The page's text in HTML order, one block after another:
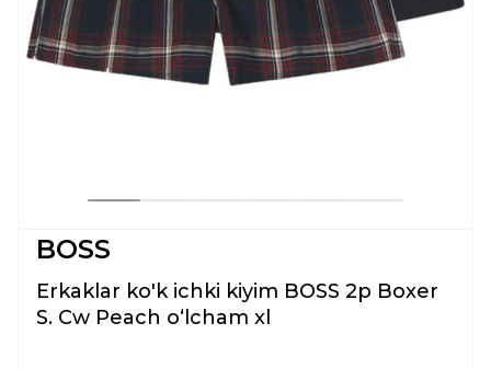
BOSS
Erkaklar ko'k ichki kiyim BOSS 2p Boxer
S. Cw Peach oʻlcham xl